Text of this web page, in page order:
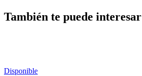
También te puede interesar
Disponible